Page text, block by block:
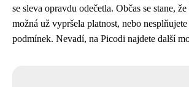
se sleva opravdu odečetla. Občas se stane,
možná už vypršela platnost, nebo
podmínek. Nevadí, na Picodi najdete další